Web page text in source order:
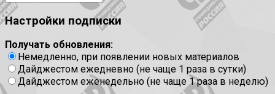
Настройки подписки
Получать обновления:
Немедленно, при появлении новых материалов
Дайджестом ежедневно (не чаще 1 раза в сутки)
Дайджестом еженедельно (не чаще 1 раза в неделю)